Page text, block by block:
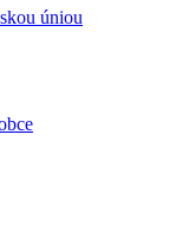
úniou